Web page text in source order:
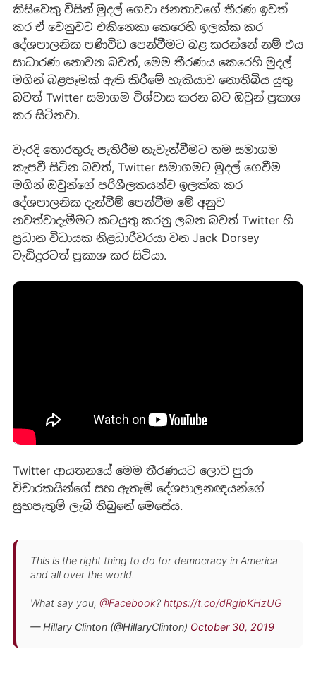
කිසිවෙකු විසින් මුදල් ගෙවා ජනතාවගේ තීරණ ඉවත්
කර ඒ වෙනුවට එකිනෙකා කෙරෙහි ඉලක්ක කර
දේශපාලනික පණිවිඩ පෙන්වීමට බළ කරන්නේ නම් එය
සාධාරණ නොවන බවත්, මෙම තීරණය කෙරෙහි මුදල්
මගින් බළපෑමක් ඇති කිරීමේ හැකියාව නොතිබිය යුතු
බවත් Twitter සමාගම විශ්වාස කරන බව ඔවුන් ප්‍රකාශ
කර සිටිනවා.
වැරදි තොරතුරු පැතිරීම නැවැත්වීමට තම සමාගම
කැපවී සිටින බවත්, Twitter සමාගමට මුදල් ගෙවීම
මගින් ඔවුන්ගේ පරිශීලකයන්ව ඉලක්ක කර
දේශපාලනික දැන්වීම් පෙන්වීම මේ අනුව
නවත්වාදැමීමට කටයුතු කරනු ලබන බවත් Twitter හි
ප්‍රධාන විධායක නිළධාරීවරයා වන Jack Dorsey
වැඩිදුරටත් ප්‍රකාශ කර සිටියා.
Twitter ආයතනයේ මෙම තීරණයට ලොව පුරා
විචාරකයින්ගේ සහ ඇතැම් දේශපාලනඥයන්ගේ
සුභපැතුම් ලැබි තිබුනේ මෙසේය.
This is the right thing to do for democracy in America
and all over the world.
What say you, @Facebook? https://t.co/dRgipKHzUG
— Hillary Clinton (@HillaryClinton) October 30, 2019